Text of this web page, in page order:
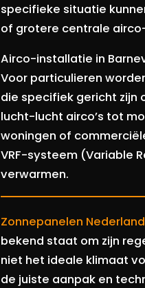
specifieke situatie
of grotere centrale
Airco-installatie in
Voor particulieren
die specifiek gericht zijn
lucht-lucht airco’s tot
woningen of
VRF-systeem (Variable
verwarmen.
Zonnepanelen Nederland
bekend staat om zijn
niet het ideale klimaat
de juiste aanpak en